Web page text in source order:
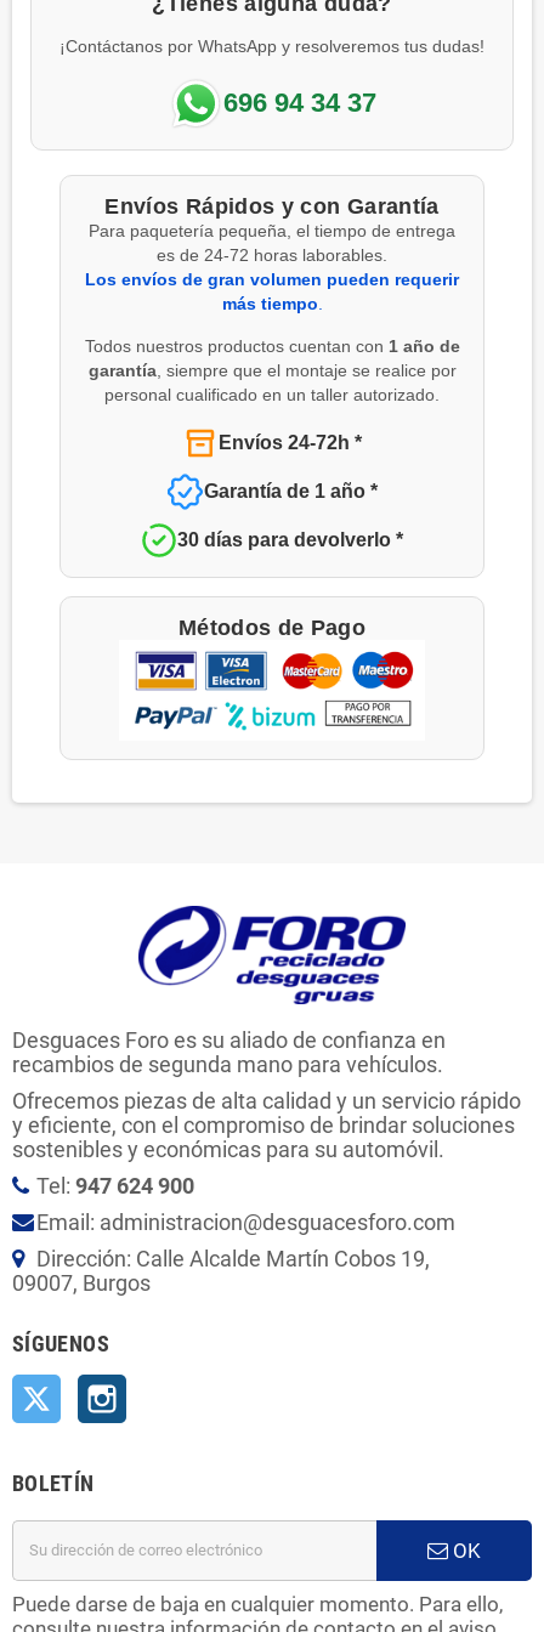
¡Contáctanos por WhatsApp y resolveremos tus dudas!
696 94 34 37
Envíos Rápidos y con Garantía
Para paquetería pequeña, el tiempo de entrega
es de 24-72 horas laborables.
Los envíos de gran volumen pueden requerir
más tiempo
Todos nuestros productos cuentan con 1 año de
garantía, siempre que el montaje se realice por
personal cualificado en un taller autorizado.
Envíos 24-72h *
Garantía de 1 año *
30 días para devolverlo *
Métodos de Pago
Desguaces Foro es su aliado de confianza en
recambios de segunda mano para vehículos.
Ofrecemos piezas de alta calidad y un servicio rápido
y eficiente, con el compromiso de brindar soluciones
sostenibles y económicas para su automóvil.
Tel: 947 624 900
Email: administracion@desguacesforo.com
Dirección: Calle Alcalde Martín Cobos 19,
09007, Burgos
SÍGUENOS
Twitter
BOLETÍN
OK
Puede darse de baja en cualquier momento. Para ello,